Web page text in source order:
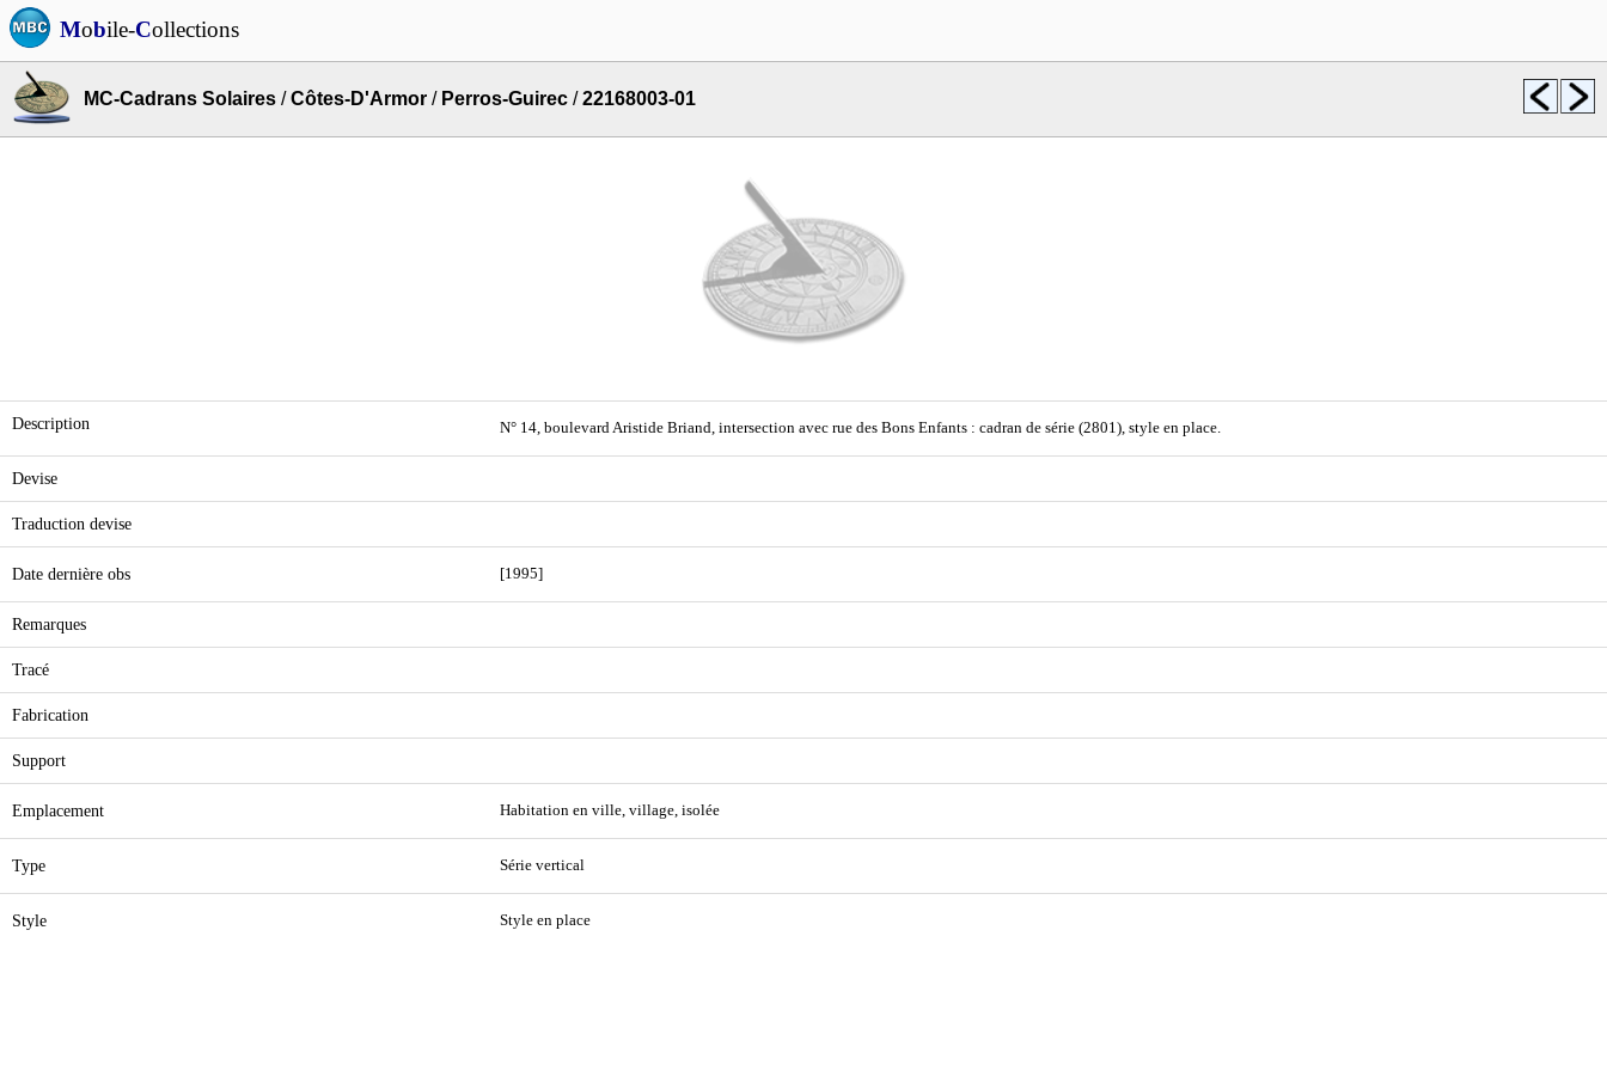
Mobile-Collections
MC-Cadrans Solaires /Côtes-D'Armor / Perros-Guirec /22168003-01
Description N° 14, boulevard Aristide Briand, intersection avec rue des Bons Enfants : cadran de série (2801), style en place.
Devise
Traduction devise
Date dernière obs [1995]
Remarques
Tracé
Fabrication
Support
Emplacement Habitation en ville, village, isolée
Type Série vertical
Style Style en place